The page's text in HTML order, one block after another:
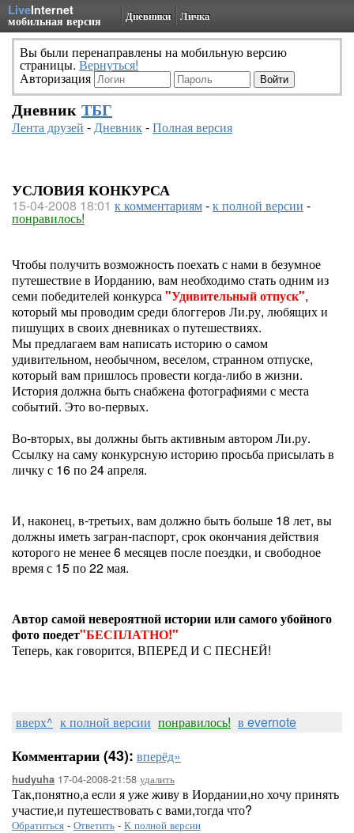
LiveInternet
мобильная версия Дневники Личка
Вы были перенаправлены на мобильную версию
страницы. Вернуться!
Авторизация
Дневник ТБГ
Лента друзей -Дневник-Полная версия
УСЛОВИЯ КОНКУРСА
15-04-2008 18:01 к комментариям-к полной версии -
понравилось!
Чтобы получить возможность поехать с нами в безумное
путешествие в Иорданию, вам необходимо стать одним из
семи победителей конкурса"Удивительный отпуск",
который мы проводим среди блоггеров Ли.ру, любящих и
пишущих в своих дневниках о путешествиях.
Мы предлагаем вам написать историю о самом
удивительном, необычном, веселом, странном отпуске,
который вам пришлось провести когда-либо в жизни.
История должна быть снабжена фотографиями с места
событий. Это во-первых.
Во-вторых, вы должны быть активным автором Ли.ру.
Ссылку на саму конкурсную историю просьба присылать в
личку с 16 по 24 апреля.
И, наконец, в-третьих, вам должно быть больше 18 лет, вы
должны иметь загран-паспорт, срок окончания действия
которого не менее 6 месяцев после поездки, и свободное
время с 15 по 22 мая.
Автор самой невероятной истории или самого убойного
фото поедет"БЕСПЛАТНО!"
Теперь, как говорится, ВПЕРЕД И С ПЕСНЕЙ!
вверх^ к полной версии понравилось! в evernote
Комментарии (43): вперёд»
hudyuha 17-04-2008-21:58 удалить
Так,понятно,а если я уже живу в Иордании,но хочу принять
участие,и путешествовать с вами,тогда что?
Обратиться - Ответить - К полной версии